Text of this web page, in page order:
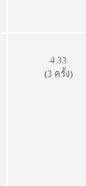
4.33
(3 ครั้ง)